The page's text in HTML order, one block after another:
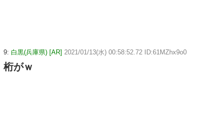
9: 白黒(兵庫県) [AR] 2021/01/13(水) 00:58:52.72 ID:61MZhx9o0
桁がｗ